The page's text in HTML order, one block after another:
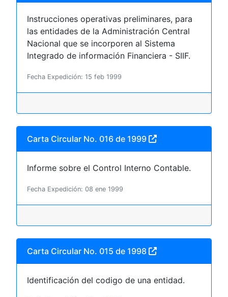
Instrucciones operativas preliminares, para
las entidades de la Administración Central
Nacional que se incorporen al Sistema
Integrado de información Financiera - SIIF.
Fecha Expedición: 15 feb 1999
Carta Circular No. 016 de 1999
Informe sobre el Control Interno Contable.
Fecha Expedición: 08 ene 1999
Carta Circular No. 015 de 1998
Identificación del codigo de una entidad.